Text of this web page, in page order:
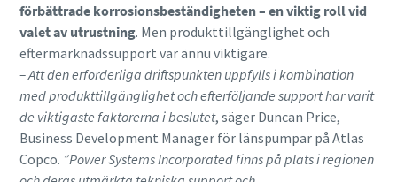
förbättrade korrosionsbeständigheten – en viktig roll vid
valet av utrustning. Men produkttillgänglighet och
eftermarknadssupport var ännu viktigare.
– Att den erforderliga driftspunkten uppfylls i kombination
med produkttillgänglighet och efterföljande support har varit
de viktigaste faktorerna i beslutet, säger Duncan Price,
Business Development Manager för länspumpar på Atlas
Copco. ”Power Systems Incorporated finns på plats i regionen